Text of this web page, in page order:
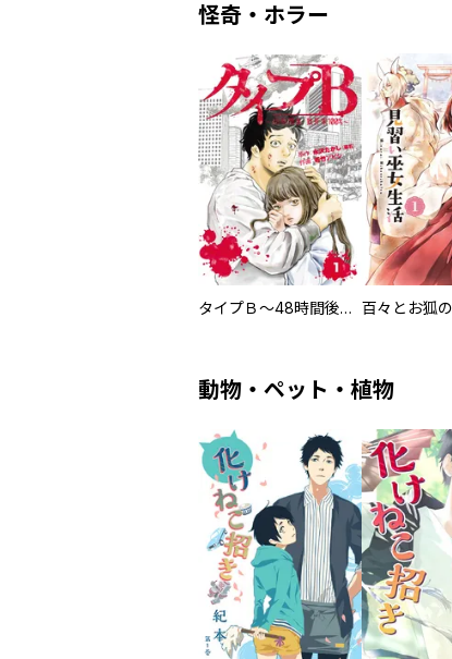
怪奇・ホラー
タイプＢ～48時間後、致死率100％～【単話】
動物・ペット・植物